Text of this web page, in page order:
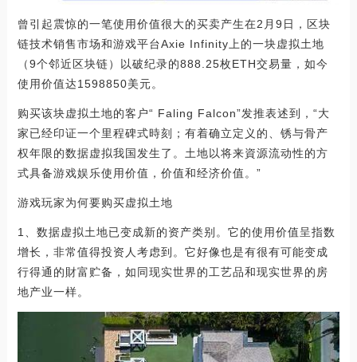
曾引起震惊的一笔使用价值很大的买卖产生在2月9日，区块
链技术销售市场和游戏平台Axie Infinity上的一块虚拟土地
（9个邻近区块链）以破纪录的888.25枚ETH交易量，如今
使用价值达1598850美元。
购买该块虚拟土地的客户“ Faling Falcon”发推表述到，“大
家已经印证一个里程碑式時刻；有着确立定义的、锈与骨产
权年限的数据虚拟我国发生了。土地以将来資源流动性的方
式具备游戏娱乐使用价值，价值和经济价值。”
游戏玩家为何要购买虚拟土地
1、数据虚拟土地已变成新的资产类别。它的使用价值呈指数
增长，非常值得投资人考虑到。它好像也是有很有可能变成
行得通的財富贮备，如同现实世界的工艺品和现实世界的房
地产业一样。